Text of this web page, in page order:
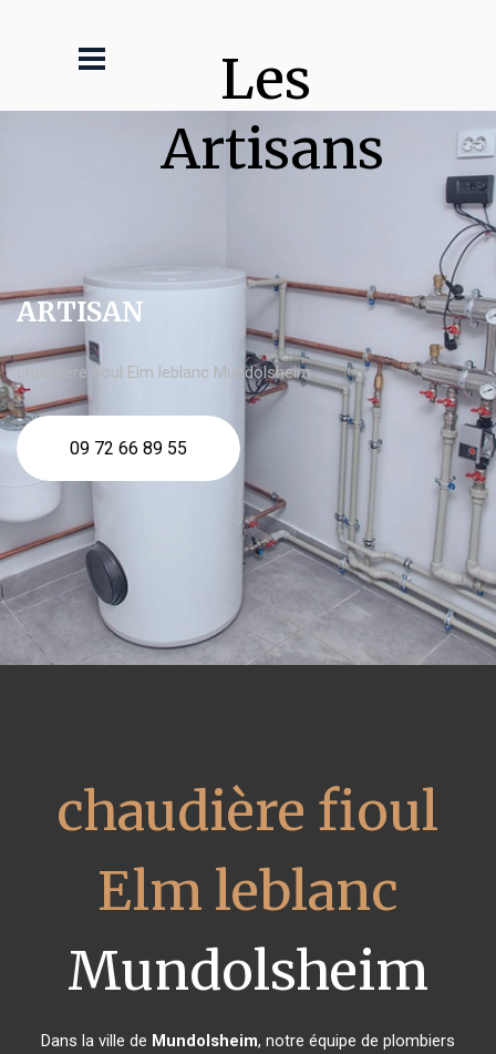
Les
Artisans
ARTISAN
chaudière fioul Elm leblanc Mundolsheim
09 72 66 89 55
chaudière fioul
Elm leblanc
Mundolsheim
Dans la ville de Mundolsheim, notre équipe de plombiers